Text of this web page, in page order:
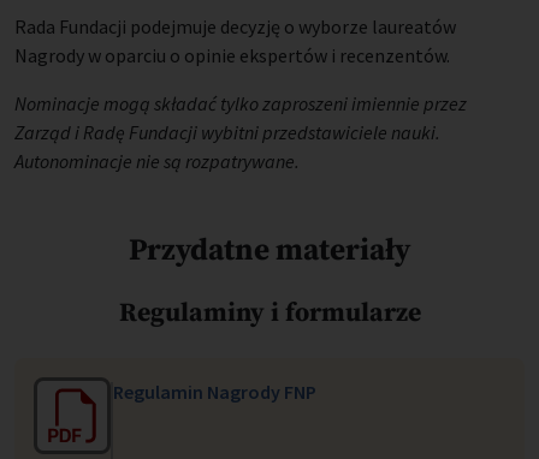
Rada Fundacji podejmuje decyzję o wyborze laureatów
Nagrody w oparciu o opinie ekspertów i recenzentów.
Nominacje mogą składać tylko zaproszeni imiennie przez
Zarząd i Radę Fundacji wybitni przedstawiciele nauki.
Autonominacje nie są rozpatrywane.
Przydatne materiały
Regulaminy i formularze
Regulamin Nagrody FNP